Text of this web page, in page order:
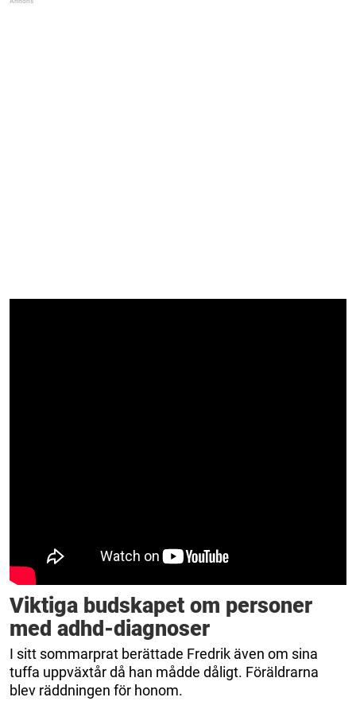
Viktiga budskapet om personer
med adhd-diagnoser
I sitt sommarprat berättade Fredrik även om sina
tuffa uppväxtår då han mådde dåligt. Föräldrarna
blev räddningen för honom.